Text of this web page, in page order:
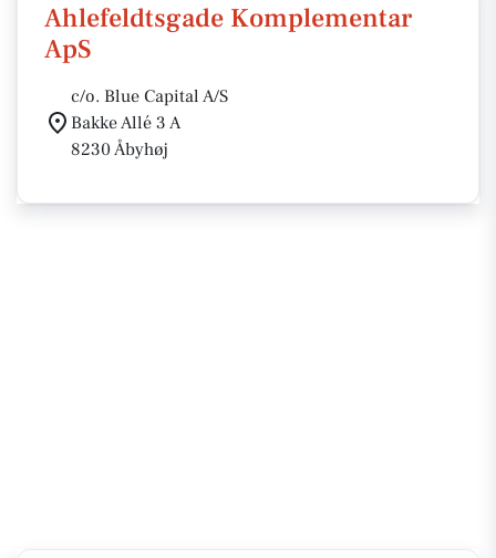
Ahlefeldtsgade Komplementar
ApS
c/o. Blue Capital A/S
Bakke Allé 3 A
8230 Åbyhøj